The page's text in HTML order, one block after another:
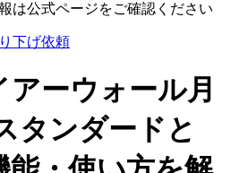
は公式ページをご確認ください
下げ依頼
ーウォール月
タンダード と